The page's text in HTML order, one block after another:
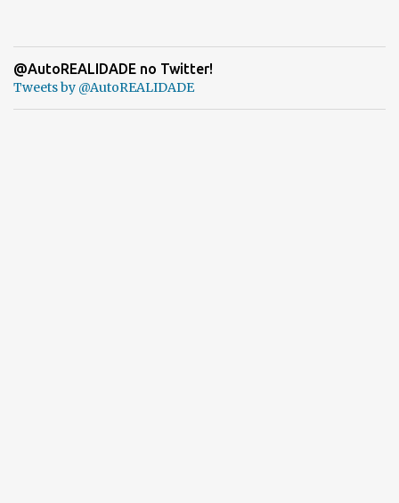
@AutoREALIDADE no Twitter!
Tweets by @AutoREALIDADE